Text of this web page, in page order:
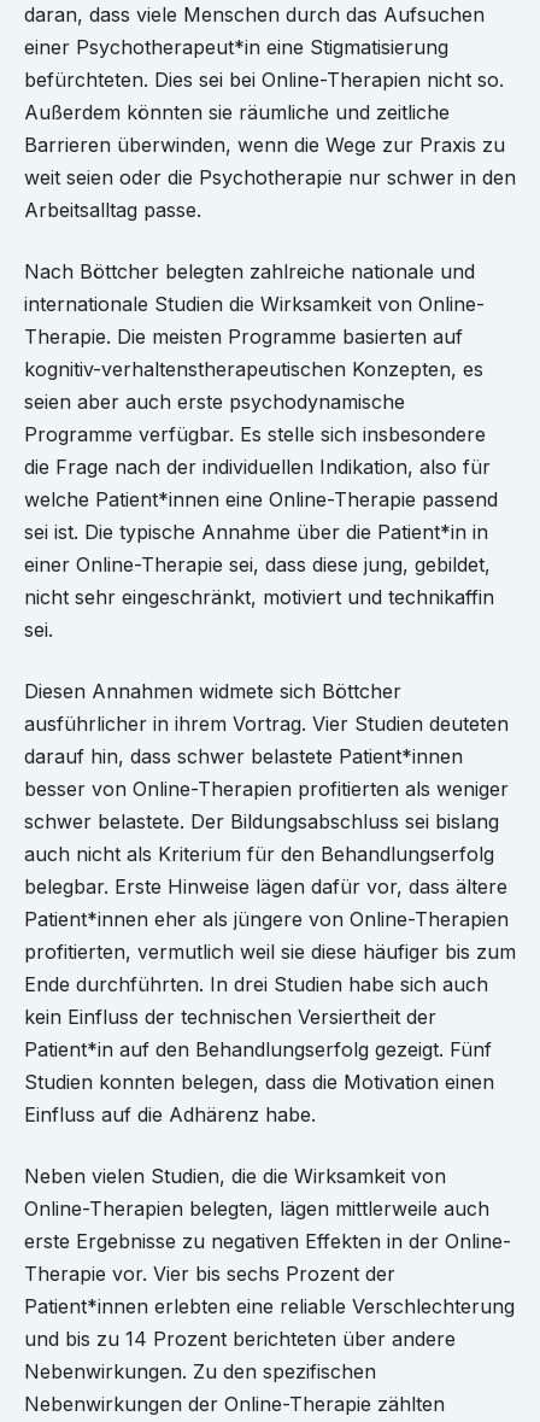
daran, dass viele Menschen durch das Aufsuchen
einer Psychotherapeut*in eine Stigmatisierung
befürchteten. Dies sei bei Online-Therapien nicht so.
Außerdem könnten sie räumliche und zeitliche
Barrieren überwinden, wenn die Wege zur Praxis zu
weit seien oder die Psychotherapie nur schwer in den
Arbeitsalltag passe.
Nach Böttcher belegten zahlreiche nationale und
internationale Studien die Wirksamkeit von Online-
Therapie. Die meisten Programme basierten auf
kognitiv-verhaltenstherapeutischen Konzepten, es
seien aber auch erste psychodynamische
Programme verfügbar. Es stelle sich insbesondere
die Frage nach der individuellen Indikation, also für
welche Patient*innen eine Online-Therapie passend
sei ist. Die typische Annahme über die Patient*in in
einer Online-Therapie sei, dass diese jung, gebildet,
nicht sehr eingeschränkt, motiviert und technikaffin
sei.
Diesen Annahmen widmete sich Böttcher
ausführlicher in ihrem Vortrag. Vier Studien deuteten
darauf hin, dass schwer belastete Patient*innen
besser von Online-Therapien profitierten als weniger
schwer belastete. Der Bildungsabschluss sei bislang
auch nicht als Kriterium für den Behandlungserfolg
belegbar. Erste Hinweise lägen dafür vor, dass ältere
Patient*innen eher als jüngere von Online-Therapien
profitierten, vermutlich weil sie diese häufiger bis zum
Ende durchführten. In drei Studien habe sich auch
kein Einfluss der technischen Versiertheit der
Patient*in auf den Behandlungserfolg gezeigt. Fünf
Studien konnten belegen, dass die Motivation einen
Einfluss auf die Adhärenz habe.
Neben vielen Studien, die die Wirksamkeit von
Online-Therapien belegten, lägen mittlerweile auch
erste Ergebnisse zu negativen Effekten in der Online-
Therapie vor. Vier bis sechs Prozent der
Patient*innen erlebten eine reliable Verschlechterung
und bis zu 14 Prozent berichteten über andere
Nebenwirkungen. Zu den spezifischen
Nebenwirkungen der Online-Therapie zählten